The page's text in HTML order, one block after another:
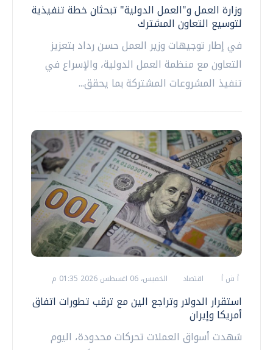
وزارة العمل و"العمل الدولية" تبحثان خطة تنفيذية
لتوسيع التعاون المشترك
في إطار توجيهات وزير العمل حسن رداد بتعزيز
التعاون مع منظمة العمل الدولية، والإسراع في
تنفيذ المشروعات المشتركة بما يحقق...
أ ش أ اقتصاد الخميس، 06 اغسطس 2026 01:35 م
استقرار الدولار وتراجع الين مع ترقب تطورات اتفاق
أمريكا وإيران
شهدت أسواق العملات تحركات محدودة، اليوم